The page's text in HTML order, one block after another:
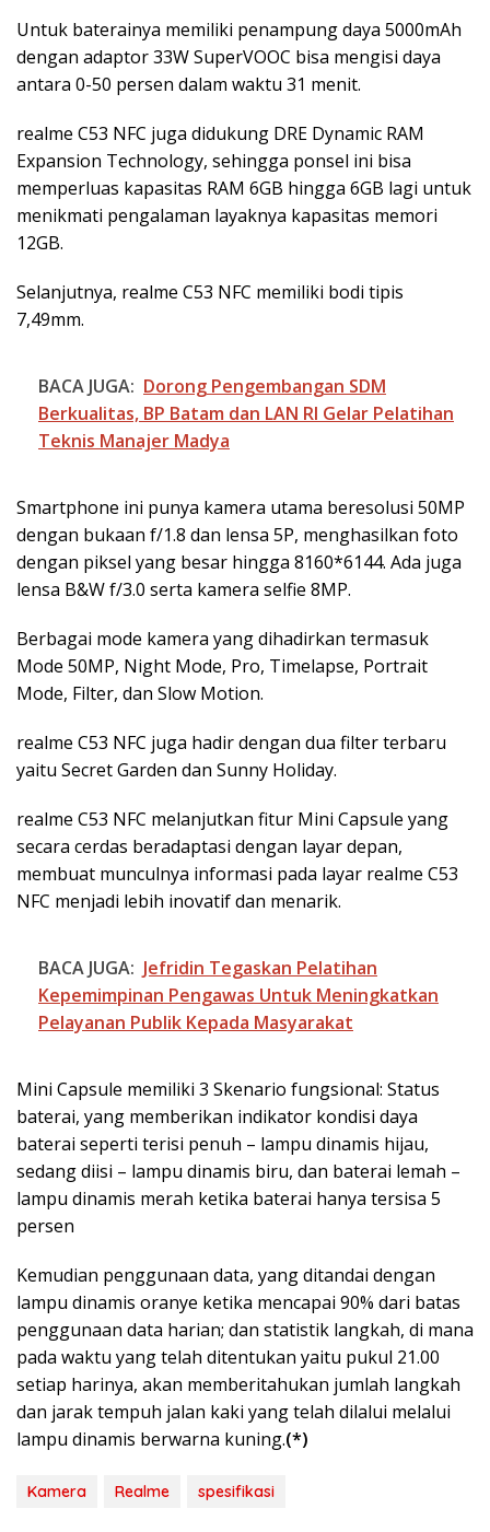
Untuk baterainya memiliki penampung daya 5000mAh
dengan adaptor 33W SuperVOOC bisa mengisi daya
antara 0-50 persen dalam waktu 31 menit.
realme C53 NFC juga didukung DRE Dynamic RAM
Expansion Technology, sehingga ponsel ini bisa
memperluas kapasitas RAM 6GB hingga 6GB lagi untuk
menikmati pengalaman layaknya kapasitas memori
12GB.
Selanjutnya, realme C53 NFC memiliki bodi tipis
7,49mm.
BACA JUGA: Dorong Pengembangan SDM
Berkualitas, BP Batam dan LAN RI Gelar Pelatihan
Teknis Manajer Madya
Smartphone ini punya kamera utama beresolusi 50MP
dengan bukaan f/1.8 dan lensa 5P, menghasilkan foto
dengan piksel yang besar hingga 8160*6144. Ada juga
lensa B&W f/3.0 serta kamera selfie 8MP.
Berbagai mode kamera yang dihadirkan termasuk
Mode 50MP, Night Mode, Pro, Timelapse, Portrait
Mode, Filter, dan Slow Motion.
realme C53 NFC juga hadir dengan dua filter terbaru
yaitu Secret Garden dan Sunny Holiday.
realme C53 NFC melanjutkan fitur Mini Capsule yang
secara cerdas beradaptasi dengan layar depan,
membuat munculnya informasi pada layar realme C53
NFC menjadi lebih inovatif dan menarik.
BACA JUGA: Jefridin Tegaskan Pelatihan
Kepemimpinan Pengawas Untuk Meningkatkan
Pelayanan Publik Kepada Masyarakat
Mini Capsule memiliki 3 Skenario fungsional: Status
baterai, yang memberikan indikator kondisi daya
baterai seperti terisi penuh – lampu dinamis hijau,
sedang diisi – lampu dinamis biru, dan baterai lemah –
lampu dinamis merah ketika baterai hanya tersisa 5
persen
Kemudian penggunaan data, yang ditandai dengan
lampu dinamis oranye ketika mencapai 90% dari batas
penggunaan data harian; dan statistik langkah, di mana
pada waktu yang telah ditentukan yaitu pukul 21.00
setiap harinya, akan memberitahukan jumlah langkah
dan jarak tempuh jalan kaki yang telah dilalui melalui
lampu dinamis berwarna kuning.(*)
Kamera Realme spesifikasi